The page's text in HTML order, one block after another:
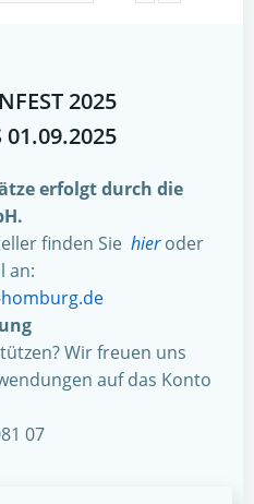
2025
01.09.2025
erfolgt durch die
finden Sie hieroder
an:
Wir freuen uns
auf das Konto
07